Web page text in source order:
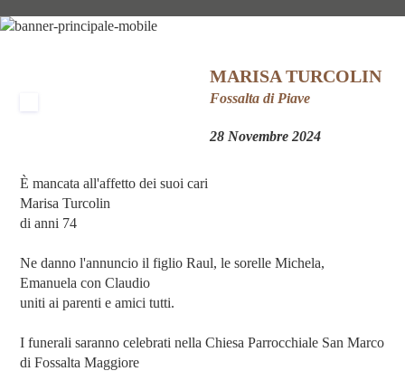
MARISA TURCOLIN
Fossalta di Piave
28 Novembre 2024
È mancata all'affetto dei suoi cari
Marisa Turcolin
di anni 74
Ne danno l'annuncio il figlio Raul, le sorelle Michela,
Emanuela con Claudio
uniti ai parenti e amici tutti.
I funerali saranno celebrati nella Chiesa Parrocchiale San Marco
di Fossalta Maggiore